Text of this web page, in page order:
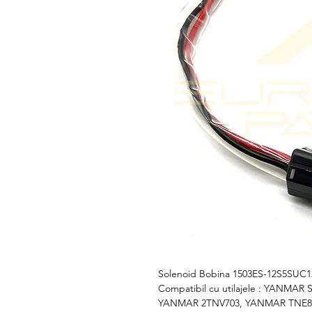
Solenoid Bobina 1503ES-
Compatibil cu utilajele : YANMAR
YANMAR 2TNV703, YANMAR